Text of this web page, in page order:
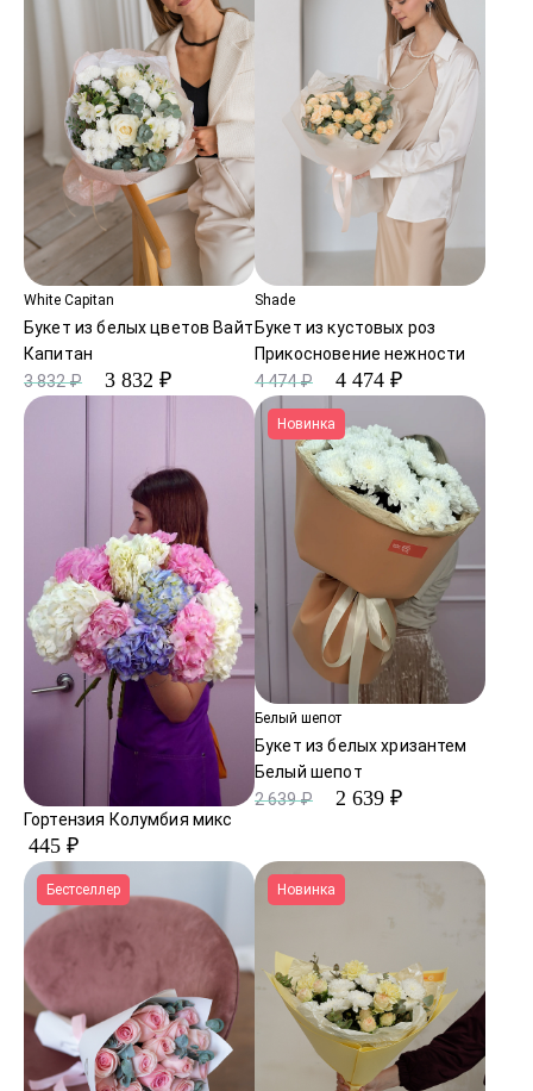
White Capitan
Букет из белых цветов Вайт
Капитан
3 832 ₽
3 832 ₽
Shade
Букет из кустовых роз
Прикосновение нежности
4 474 ₽
4 474 ₽
Гортензия Колумбия микс
445 ₽
Новинка
Белый шепот
Букет из белых хризантем
Белый шепот
2 639 ₽
2 639 ₽
Бестселлер Новинка